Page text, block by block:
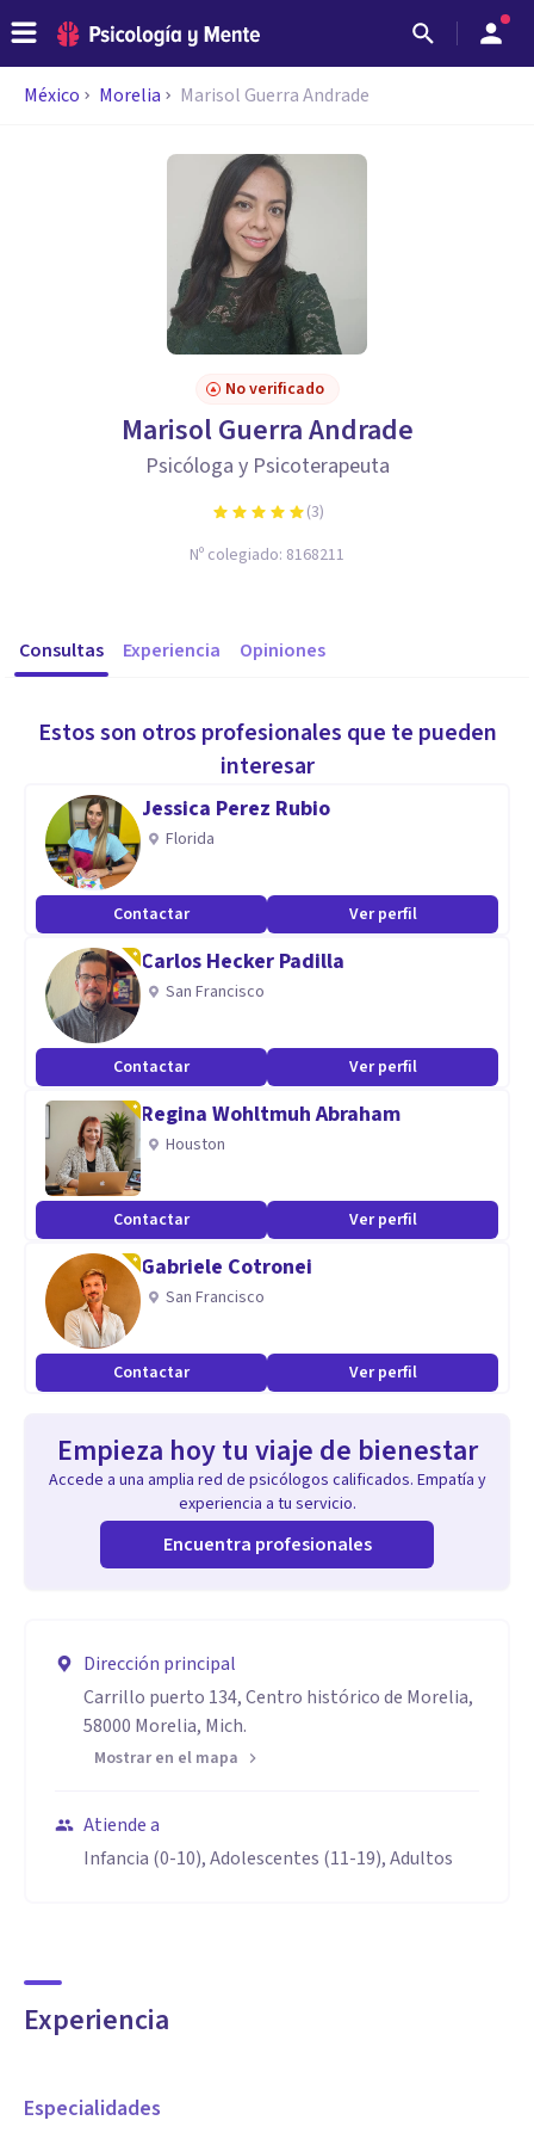
México Morelia Marisol Guerra Andrade
No verificado
Marisol Guerra Andrade
Psicóloga y Psicoterapeuta
(3)
Nº colegiado: 8168211
Consultas Experiencia Opiniones
Estos son otros profesionales que te pueden
interesar
Jessica Perez Rubio
Florida
Contactar Ver perfil
Carlos Hecker Padilla
San Francisco
Contactar Ver perfil
Regina Wohltmuh Abraham
Houston
Contactar Ver perfil
Gabriele Cotronei
San Francisco
Contactar Ver perfil
Empieza hoy tu viaje de bienestar
Accede a una amplia red de psicólogos calificados. Empatía y
experiencia a tu servicio.
Encuentra profesionales
Dirección principal
Carrillo puerto 134, Centro histórico de Morelia,
58000 Morelia, Mich.
Mostrar en el mapa
Atiende a
Infancia (0-10), Adolescentes (11-19), Adultos
Experiencia
Especialidades